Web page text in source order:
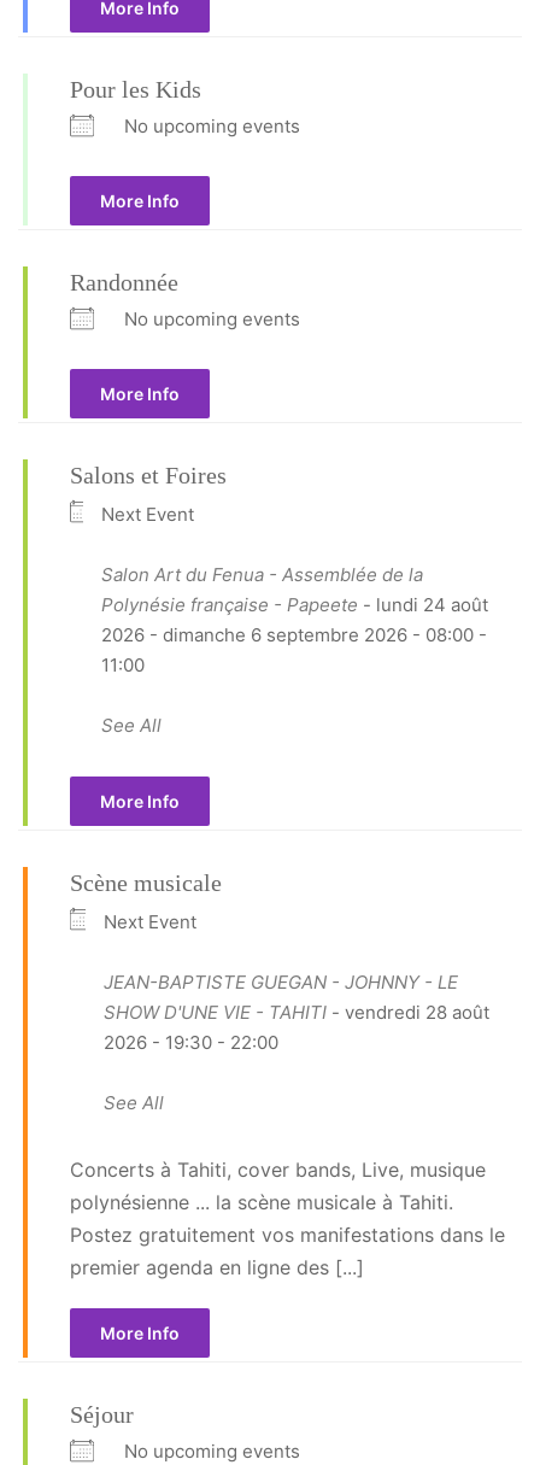
More Info
Pour les Kids
No upcoming events
More Info
Randonnée
No upcoming events
More Info
Salons et Foires
Next Event
Salon Art du Fenua - Assemblée de la
Polynésie française - Papeete - lundi 24 août
2026 - dimanche 6 septembre 2026 - 08:00 -
11:00
See All
More Info
Scène musicale
Next Event
JEAN-BAPTISTE GUEGAN - JOHNNY - LE
SHOW D'UNE VIE - TAHITI - vendredi 28 août
2026 - 19:30 - 22:00
See All
Concerts à Tahiti, cover bands, Live, musique
polynésienne ... la scène musicale à Tahiti.
Postez gratuitement vos manifestations dans le
premier agenda en ligne des [...]
More Info
Séjour
No upcoming events